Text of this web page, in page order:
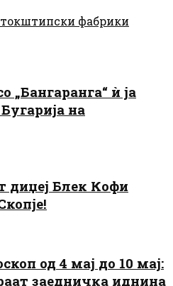
штипски фабрики
„Бангаранга“ ѝ ја
на
диџеј Блек Кофи
од 4 мај до 10 мај:
заедничка иднина